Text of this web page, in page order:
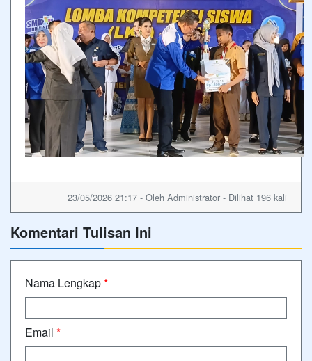
23/05/2026 21:17 - Oleh Administrator - Dilihat 196 kali
Komentari Tulisan Ini
Nama Lengkap*
Email *